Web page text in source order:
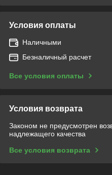
Условия оплаты
Наличными
Безналичный расчет
Все условия оплаты
Условия возврата
Законом не предусмотрен
надлежащего качества
Все условия возврата